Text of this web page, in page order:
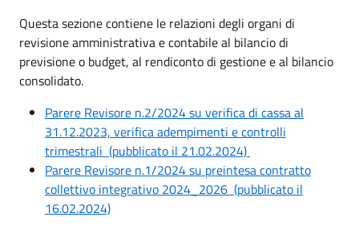
Questa sezione contiene le relazioni degli organi di
revisione amministrativa e contabile al bilancio di
previsione o budget, al rendiconto di gestione e al bilancio
consolidato.
Parere Revisore n.2/2024 su verifica di cassa al
31.12.2023, verifica adempimenti e controlli
trimestrali (pubblicato il 21.02.2024)
Parere Revisore n.1/2024 su preintesa contratto
collettivo integrativo 2024_2026 (pubblicato il
16.02.2024)